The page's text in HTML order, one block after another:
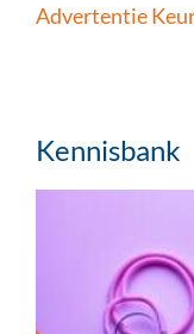
Advertentie
Kennisbank